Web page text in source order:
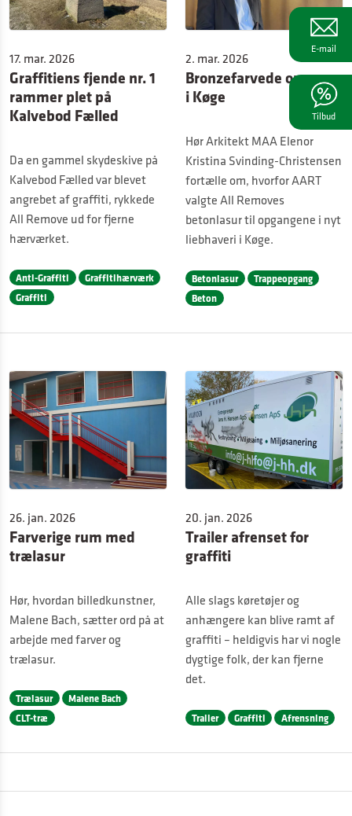
E-mail
Tilbud
17. mar. 2026
Graffitiens fjende nr. 1
rammer plet på
Kalvebod Fælled
Da en gammel skydeskive på
Kalvebod Fælled var blevet
angrebet af graffiti, rykkede
All Remove ud for fjerne
hærværket.
Anti-Graffiti
Graffitihærværk
Graffiti
2. mar. 2026
Bronzefarvede opgange
i Køge
Hør Arkitekt MAA Elenor
Kristina Svinding-Christensen
fortælle om, hvorfor AART
valgte All Removes
betonlasur til opgangene i nyt
liebhaveri i Køge.
Betonlasur
Trappeopgang
Beton
26. jan. 2026
Farverige rum med
trælasur
Hør, hvordan billedkunstner,
Malene Bach, sætter ord på at
arbejde med farver og
trælasur.
Trælasur
Malene Bach
CLT-træ
20. jan. 2026
Trailer afrenset for
graffiti
Alle slags køretøjer og
anhængere kan blive ramt af
graffiti – heldigvis har vi nogle
dygtige folk, der kan fjerne
det.
Trailer Graffiti Afrensning